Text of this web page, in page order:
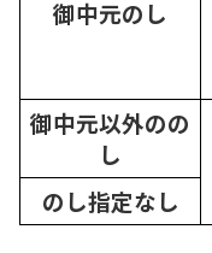
御中元のし
御中元以外のの
し
のし指定なし